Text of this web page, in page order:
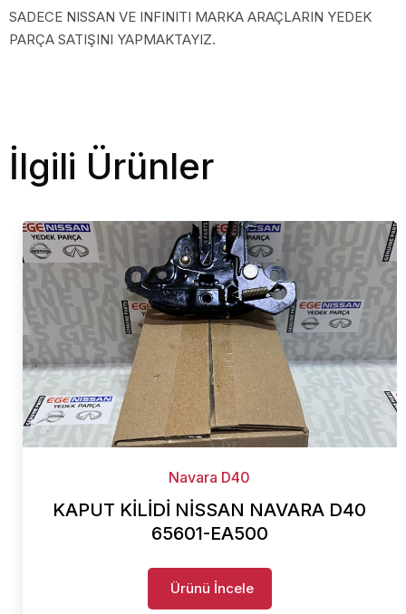
SADECE NISSAN VE INFINITI MARKA ARAÇLARIN YEDEK
PARÇA SATIŞINI YAPMAKTAYIZ.
İlgili Ürünler
Navara D40
KAPUT KİLİDİ NİSSAN NAVARA D40
65601-EA500
Ürünü İncele